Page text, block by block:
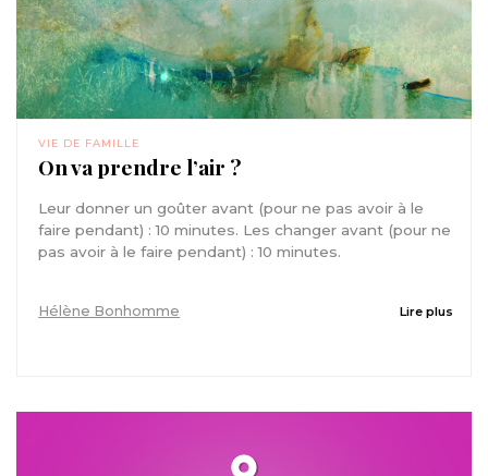
VIE DE FAMILLE
On va prendre l’air ?
Leur donner un goûter avant (pour ne pas avoir à le
faire pendant) : 10 minutes. Les changer avant (pour ne
pas avoir à le faire pendant) : 10 minutes.
Hélène Bonhomme Lire plus